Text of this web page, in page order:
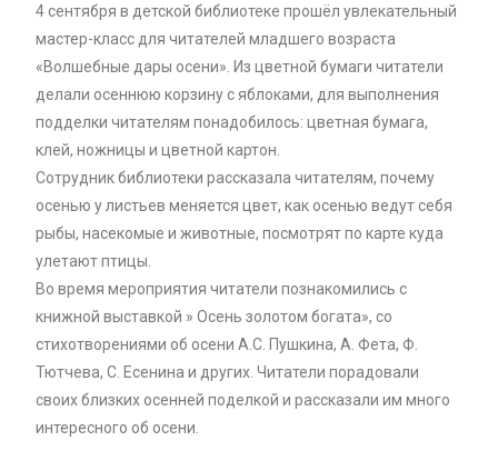
4 сентября в детской библиотеке прошёл увлекательный
мастер-класс для читателей младшего возраста
«Волшебные дары осени». Из цветной бумаги читатели
делали осеннюю корзину с яблоками, для выполнения
подделки читателям понадобилось: цветная бумага,
клей, ножницы и цветной картон.
Сотрудник библиотеки рассказала читателям, почему
осенью у листьев меняется цвет, как осенью ведут себя
рыбы, насекомые и животные, посмотрят по карте куда
улетают птицы.
Во время мероприятия читатели познакомились с
книжной выставкой » Осень золотом богата», со
стихотворениями об осени А.С. Пушкина, А. Фета, Ф.
Тютчева, С. Есенина и других. Читатели порадовали
своих близких осенней поделкой и рассказали им много
интересного об осени.